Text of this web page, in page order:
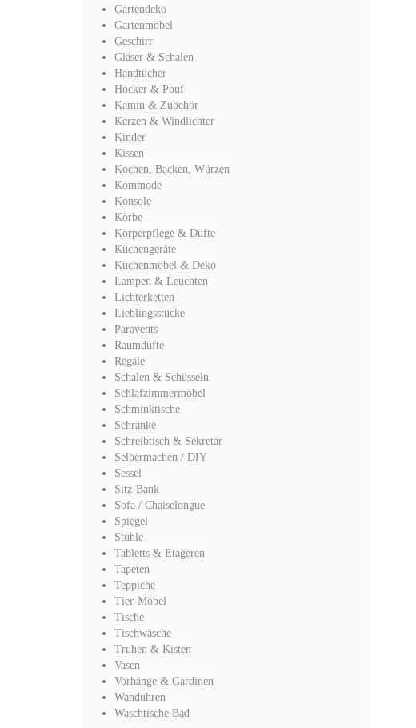
Gartendeko
Gartenmöbel
Geschirr
Gläser & Schalen
Handtücher
Hocker & Pouf
Kamin & Zubehör
Kerzen & Windlichter
Kinder
Kissen
Kochen, Backen, Würzen
Kommode
Konsole
Körbe
Körperpflege & Düfte
Küchengeräte
Küchenmöbel & Deko
Lampen & Leuchten
Lichterketten
Lieblingsstücke
Paravents
Raumdüfte
Regale
Schalen & Schüsseln
Schlafzimmermöbel
Schminktische
Schränke
Schreibtisch & Sekretär
Selbermachen / DIY
Sessel
Sitz-Bank
Sofa / Chaiselongue
Spiegel
Stühle
Tabletts & Etageren
Tapeten
Teppiche
Tier-Möbel
Tische
Tischwäsche
Truhen & Kisten
Vasen
Vorhänge & Gardinen
Wanduhren
Waschtische Bad